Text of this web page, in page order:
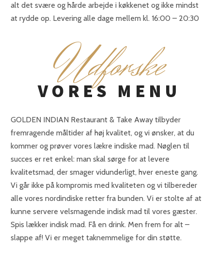
alt det svære og hårde arbejde i køkkenet og ikke mindst
at rydde op. Levering alle dage mellem kl. 16:00 – 20:30
Udforske
VORES MENU
GOLDEN INDIAN Restaurant & Take Away tilbyder
fremragende måltider af høj kvalitet, og vi ønsker, at du
kommer og prøver vores lækre indiske mad. Nøglen til
succes er ret enkel: man skal sørge for at levere
kvalitetsmad, der smager vidunderligt, hver eneste gang.
Vi går ikke på kompromis med kvaliteten og vi tilbereder
alle vores nordindiske retter fra bunden. Vi er stolte af at
kunne servere velsmagende indisk mad til vores gæster.
Spis lækker indisk mad. Få en drink. Men frem for alt –
slappe af! Vi er meget taknemmelige for din støtte.